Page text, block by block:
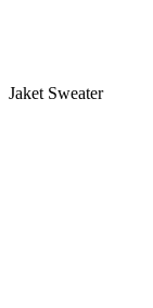
Jaket Sweater